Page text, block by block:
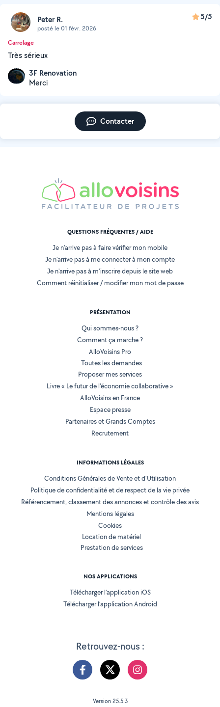
Peter R.
posté le 01 févr. 2026
5/5
Carrelage
Très sérieux
3F Renovation
Merci
Contacter
Retrouvez-nous :
QUESTIONS FRÉQUENTES / AIDE
Je n'arrive pas à faire vérifier mon mobile
Je n'arrive pas à me connecter à mon compte
Je n'arrive pas à m'inscrire depuis le site web
Comment réinitialiser / modifier mon mot de passe
PRÉSENTATION
Qui sommes-nous ?
Comment ça marche ?
AlloVoisins Pro
Toutes les demandes
Proposer mes services
Livre « Le futur de l'économie collaborative »
AlloVoisins en France
Espace presse
Partenaires et Grands Comptes
Recrutement
INFORMATIONS LÉGALES
Conditions Générales de Vente et d'Utilisation
Politique de confidentialité et de respect de la vie privée
Référencement, classement des annonces et contrôle des avis
Mentions légales
Cookies
Location de matériel
Prestation de services
NOS APPLICATIONS
Télécharger l’application iOS
Télécharger l’application Android
Version 25.5.3